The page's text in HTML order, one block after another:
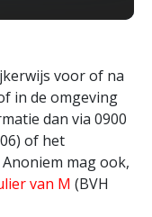
voor of na
in de omgeving
dan via 0900
of het
Anoniem mag ook,
van M (BVH